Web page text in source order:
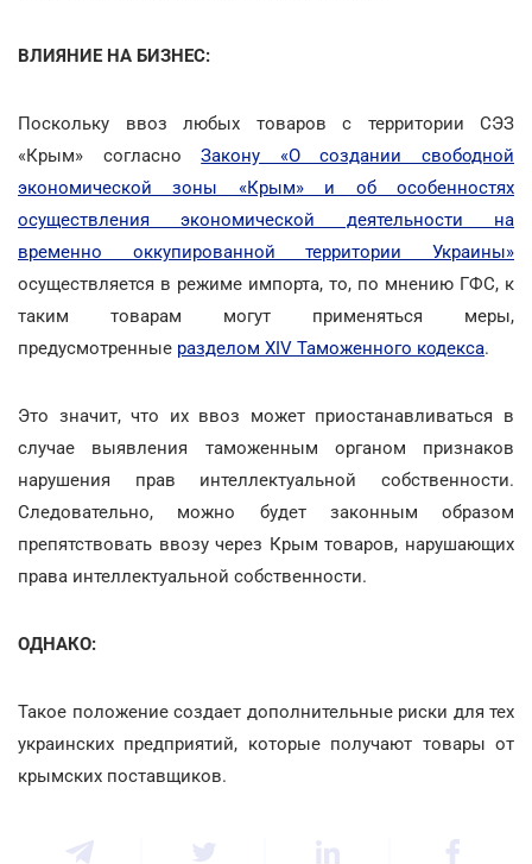
ВЛИЯНИЕ НА БИЗНЕС:
Поскольку ввоз любых товаров с территории СЭЗ
«Крым» согласноЗакону «О создании свободной
экономической зоны «Крым» и об особенностях
осуществления экономической деятельности на
временно оккупированной территории Украины»
осуществляется в режиме импорта, то, по мнению ГФС, к
таким товарам могут применяться меры,
предусмотренные разделом XIV Таможенного кодекса.
Это значит, что их ввоз может приостанавливаться в
случае выявления таможенным органом признаков
нарушения прав интеллектуальной собственности.
Следовательно, можно будет законным образом
препятствовать ввозу через Крым товаров, нарушающих
права интеллектуальной собственности.
ОДНАКО:
Такое положение создает дополнительные риски для тех
украинских предприятий, которые получают товары от
крымских поставщиков.